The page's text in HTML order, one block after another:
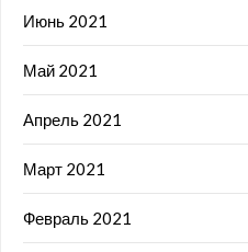
Июнь 2021
Май 2021
Апрель 2021
Март 2021
Февраль 2021